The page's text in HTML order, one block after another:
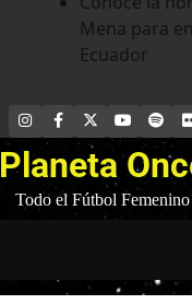
Mena para
Ecuador
INSTAGRAM
FACEBOOK
Planeta
Todo el Fútbol Femenino